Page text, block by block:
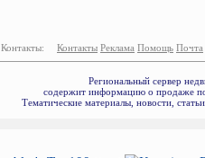
Контакты: Контакты Реклама Помощь Почта
Региональный сервер
содержит информацию о продаже
Тематические материалы, новости,